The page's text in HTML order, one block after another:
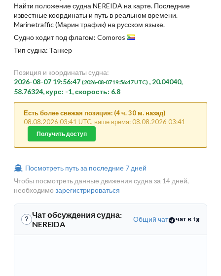
Найти положение судна NEREIDA на карте. Последние
известные координаты и путь в реальном времени.
Marinetraffic (Марин трафик) на русском языке.
Судно ходит под флагом: Comoros
Тип судна: Танкер
Позиция и координаты судна:
2026-08-07 19:56:47 (2026-08-07 19:56:47 UTC) , 20.04040,
58.76324, курс: -1, скорость: 6.8
Есть более свежая позиция: (4 ч. 30 м. назад)
08.08.2026 03:41 UTC, ваше время: 08.08.2026 03:41
Получить доступ
Посмотреть путь за последние 7 дней
Чтобы посмотреть данные движения судна за 14 дней,
необходимо зарегистрироваться
? Чат обсуждения судна:
NEREIDA
Общий чат чат в tg